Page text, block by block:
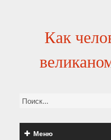
Как
Меню